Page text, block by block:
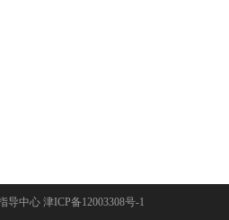
导中心 津ICP备12003308号-1